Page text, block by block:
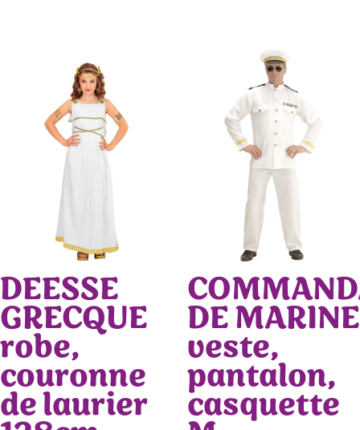
DEESSE
GRECQUE
robe,
couronne
de laurier
DE MARINE
veste,
pantalon,
casquette